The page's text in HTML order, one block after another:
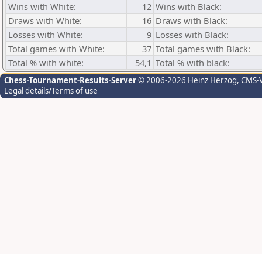
Wins with White:
12 Wins with Black:
Draws with White:
16 Draws with Black:
Losses with White:
9 Losses with Black:
Total games with White:
37 Total games with Black:
Total % with white:
54,1 Total % with black:
Chess-Tournament-Results-Server© 2006-2026 Heinz Herzog,
Legal details/Terms of use